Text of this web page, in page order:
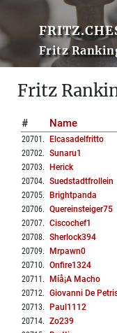
Fritz
Fritz
# Name
20701 . Elcasadelfritto
20702. Sunaru1
20703. Herick
20704. Suedstadtfrollein
20705. Brightpanda
20706. Quereinsteiger75
20707. Ciscochef1
20708. Sherlock394
20709. Mrpawn0
20710. Onfire1324
20711 . Míå¡a Macho
20712. Giovanni De
20713. Paul1112
20714. Zo239